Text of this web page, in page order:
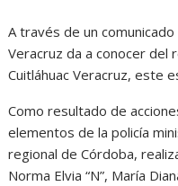
A través de un
Veracruz da a conocer del
Cuitláhuac Veracruz, este
Como resultado de
elementos de la policía
regional de Córdoba,
Norma Elvia “N”, María